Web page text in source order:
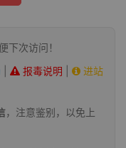
下次访问！
报毒说明
进站
，注意鉴别，以免上